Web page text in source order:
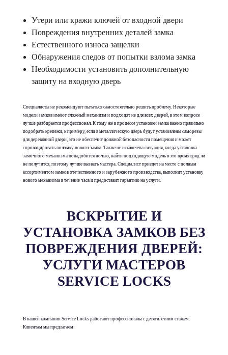
Утери или кражи ключей от входной двери
Повреждения внутренних деталей замка
Естественного износа защелки
Обнаружения следов от попытки взлома замка
Необходимости установить дополнительную
защиту на входную дверь
Специалисты не рекомендуют пытаться самостоятельно решить проблему. Некоторые
модели замков имеют сложный механизм и подходят не для всех дверей, в этом вопросе
лучше разбирается профессионал. К тому же в процессе установки замка важно правильно
подобрать крепежи, к примеру, если в металлическую дверь будут установлены саморезы
для деревянной двери, это не обеспечит должной безопасности помещения и может
спровоцировать поломку нового замка. Также не исключена ситуация, когда установка
замочного механизма понадобится ночью, найти подходящую модель в это время вряд ли
не получится, поэтому лучше вызвать мастера. Специалист приедет на место с полным
ассортиментом замков отечественного и зарубежного производства, выполнит установку
нового механизма в течение часа и предоставит гарантию на услуги.
ВСКРЫТИЕ И
УСТАНОВКА ЗАМКОВ БЕЗ
ПОВРЕЖДЕНИЯ ДВЕРЕЙ:
УСЛУГИ МАСТЕРОВ
SERVICE LOCKS
В нашей компании Service Locks работают профессионалы с десятилетним стажем.
Клиентам мы предлагаем: